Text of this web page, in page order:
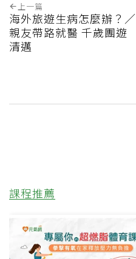
上一篇
海外旅遊生病怎麼辦？／
親友帶路就醫 千歲團遊
清邁
課程推薦